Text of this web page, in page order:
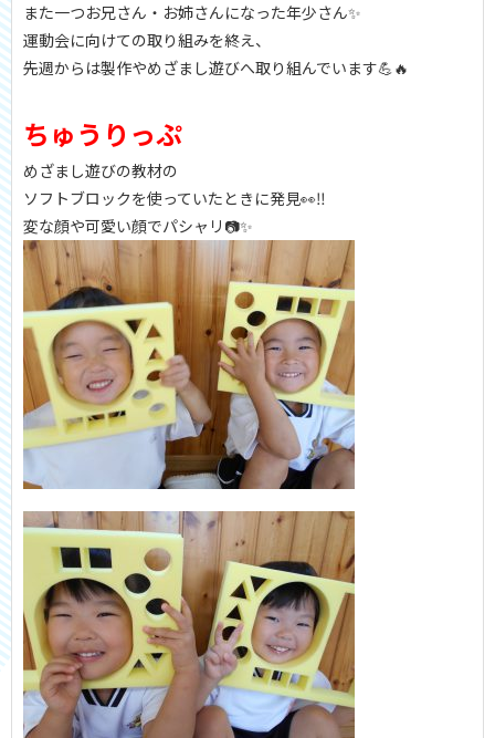
また一つお兄さん・お姉さんになった年少さん✨
運動会に向けての取り組みを終え、
先週からは製作やめざまし遊びへ取り組んでいます💪🔥
ちゅうりっぷ
めざまし遊びの教材の
ソフトブロックを使っていたときに発見👀‼
変な顔や可愛い顔でパシャリ📷✨